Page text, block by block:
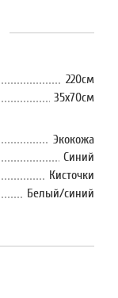
220см
35x70см
Экокожа
Синий
Кисточки
Белый/синий